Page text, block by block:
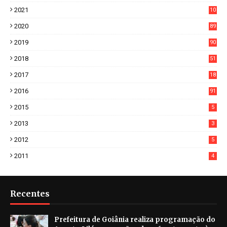
2021
10
2020
89
2019
90
2018
51
2017
18
2016 91
2015 5
2013 3
2012 5
2011 4
Recentes
Prefeitura de Goiânia realiza programação do